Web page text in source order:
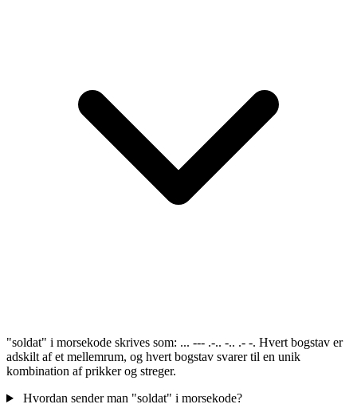
"soldat" i morsekode skrives som: ... --- .-.. -.. .- -. Hvert bogstav er
adskilt af et mellemrum, og hvert bogstav svarer til en unik
kombination af prikker og streger.
Hvordan sender man "soldat" i morsekode?